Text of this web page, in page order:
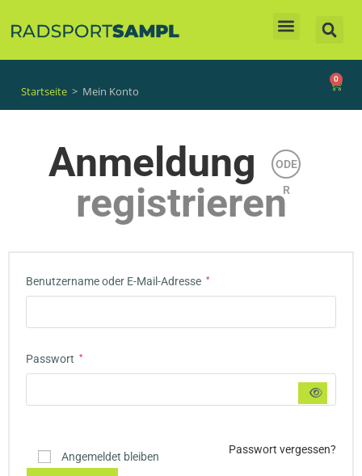
Startseite > Mein Konto
0
Anmeldung
ODE
R
registrieren
Benutzername oder E-Mail-Adresse *
Passwort *
Angemeldet bleiben
Passwort vergessen?